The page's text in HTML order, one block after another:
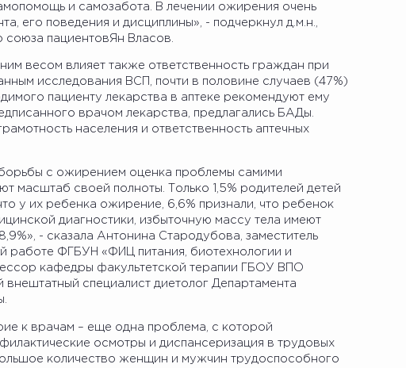
и самозабота. В лечении ожирения очень
его поведения и дисциплины», - подчеркнул д.м.н.,
союза пациентовЯн Власов.
весом влияет также ответственность граждан при
исследования ВСП, почти в половине случаев (47%)
пациенту лекарства в аптеке рекомендуют ему
врачом лекарства, предлагались БАДы.
населения и ответственность аптечных
с ожирением оценка проблемы самими
масштаб своей полноты. Только 1,5% родителей детей
у их ребенка ожирение, 6,6% признали, что ребенок
диагностики, избыточную массу тела имеют
- сказала Антонина Стародубова, заместитель
работе ФГБУН «ФИЦ питания, биотехнологии и
кафедры факультетской терапии ГБОУ ВПО
специалист диетолог Департамента
к врачам – еще одна проблема, с которой
осмотры и диспансеризация в трудовых
количество женщин и мужчин трудоспособного